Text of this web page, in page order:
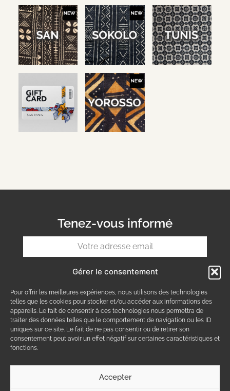
Gérer le consentement
Pour offrir les meilleures expériences, nous utilisons des technologies
telles que les cookies pour stocker et/ou accéder aux informations des
appareils. Le fait de consentir à ces technologies nous permettra de
traiter des données telles que le comportement de navigation ou les ID
uniques sur ce site. Le fait de ne pas consentir ou de retirer son
consentement peut avoir un effet négatif sur certaines caractéristiques et
fonctions.
Accepter
Tenez-vous informé
S'INSCRIRE
CONDITIONS GÉNÉRALES
FAQ